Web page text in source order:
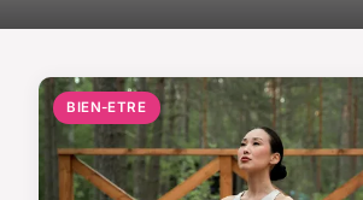
BIEN-ETRE